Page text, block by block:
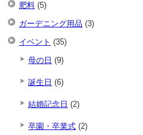
肥料 (5)
ガーデニング用品 (3)
イベント (35)
母の日 (9)
誕生日 (6)
結婚記念日 (2)
卒園・卒業式 (2)